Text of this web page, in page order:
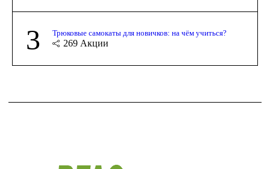
3 Трюковые самокаты для новичков: на чём учиться?
269 Акции